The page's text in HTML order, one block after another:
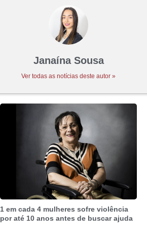
Janaína Sousa
Ver todas as notícias deste autor »
1 em cada 4 mulheres sofre violência
por até 10 anos antes de buscar ajuda